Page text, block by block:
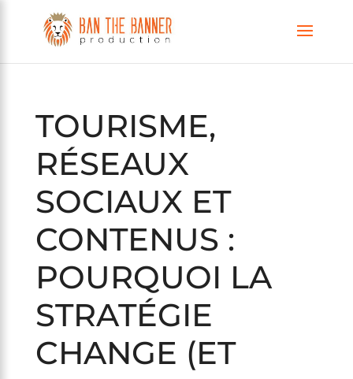
TOURISME,
RÉSEAUX
SOCIAUX ET
CONTENUS :
POURQUOI LA
STRATÉGIE
CHANGE (ET